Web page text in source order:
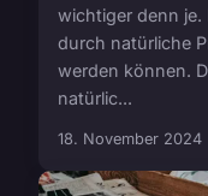
wichtiger denn je.
durch natürliche
werden können.
natürlic...
18. November 2024